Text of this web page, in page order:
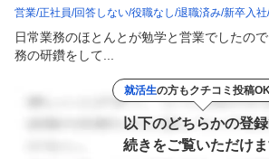
営業 正社員 回答しない 役職なし 退職済み 新卒入社
日常業務のほとんとが勉学と営業でしたの
務の研鑽をして...
就活生の方もクチコミ投稿OK
以下のどちらかの登
続きをご覧いただけ